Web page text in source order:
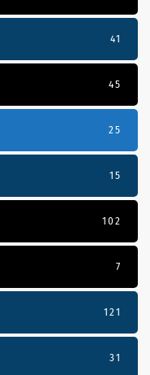
41
45
25
15
102
7
121
31